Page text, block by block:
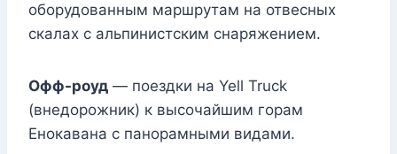
оборудованным маршрутам на отвесных
скалах с альпинистским снаряжением.
Офф-роуд — поездки на Yell Truck
(внедорожник) к высочайшим горам
Енокавана с панорамными видами.